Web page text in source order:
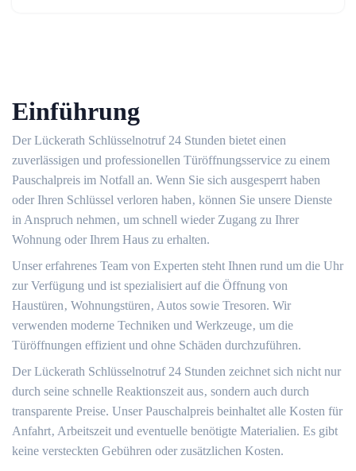
Einführung
Der Lückerath Schlüsselnotruf 24 Stunden bietet einen
zuverlässigen und professionellen Türöffnungsservice zu einem
Pauschalpreis im Notfall an. Wenn Sie sich ausgesperrt haben
oder Ihren Schlüssel verloren haben‚ können Sie unsere Dienste
in Anspruch nehmen‚ um schnell wieder Zugang zu Ihrer
Wohnung oder Ihrem Haus zu erhalten.​
Unser erfahrenes Team von Experten steht Ihnen rund um die Uhr
zur Verfügung und ist spezialisiert auf die Öffnung von
Haustüren‚ Wohnungstüren‚ Autos sowie Tresoren.​ Wir
verwenden moderne Techniken und Werkzeuge‚ um die
Türöffnungen effizient und ohne Schäden durchzuführen.​
Der Lückerath Schlüsselnotruf 24 Stunden zeichnet sich nicht nur
durch seine schnelle Reaktionszeit aus‚ sondern auch durch
transparente Preise.​ Unser Pauschalpreis beinhaltet alle Kosten für
Anfahrt‚ Arbeitszeit und eventuelle benötigte Materialien.​ Es gibt
keine versteckten Gebühren oder zusätzlichen Kosten.​